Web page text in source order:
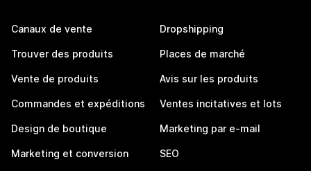
Canaux de vente
Trouver des produits
Vente de produits
Commandes et expéditions
Design de boutique
Marketing et conversion
Dropshipping
Places de marché
Avis sur les produits
Ventes incitatives et lots
Marketing par e-mail
SEO